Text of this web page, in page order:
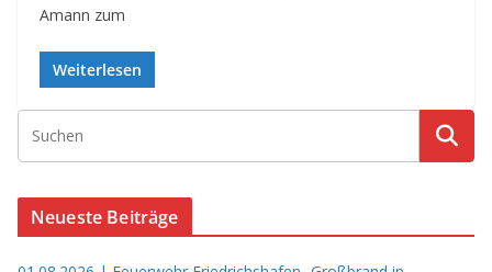
Amann zum
Weiterlesen
Neueste Beiträge